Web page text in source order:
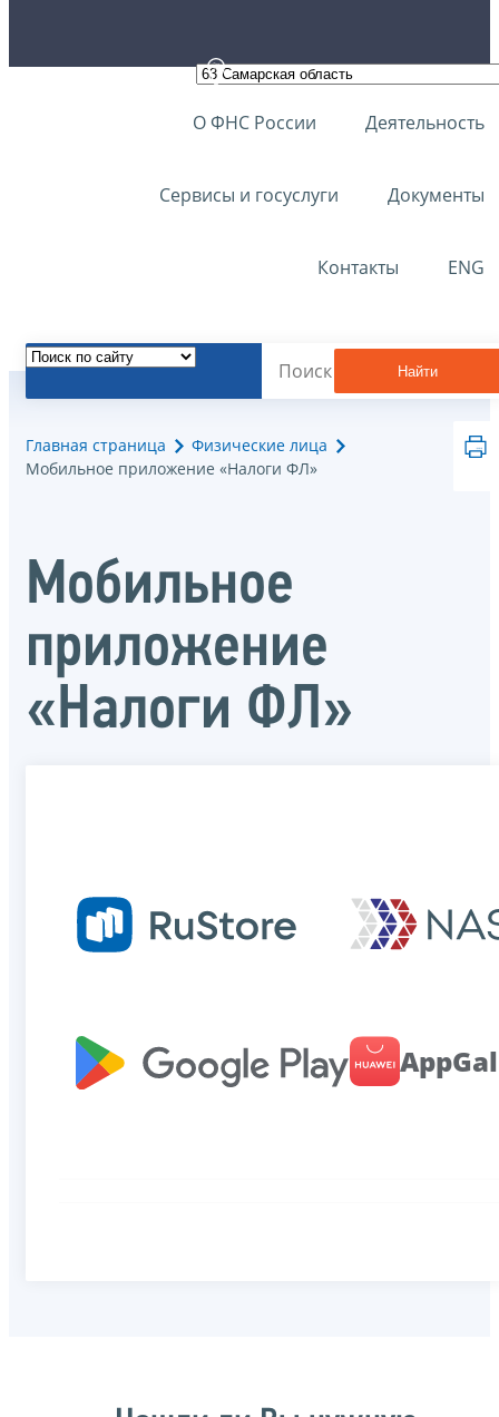
О ФНС России Деятельность
Сервисы и госуслуги Документы
Контакты ENG
Найти
Главная страница
Физические лица
Мобильное приложение «Налоги ФЛ»
Мобильное
приложение
«Налоги ФЛ»